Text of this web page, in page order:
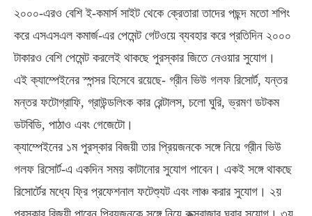
২০০০-এরও বেশি ই-কমার্স সাইট থেকে ক্রেতারা তাদের পছন্দ মতো শপিং
করে এসএসএল কমার্জ-এর পেমেন্ট গেটওয়ে ব্যবহার করে প্রতিদিন ২০০০
টাকারও বেশি পেমেন্ট করলেই থাকছে পুরস্কার জিতে নেওয়ার সুযোগ।
এই ক্যাম্পেইনের স্পন্সর হিসেবে রয়েছে- গ্রীন ভিউ গলফ রিসোর্ট, যন্তর
মন্তর ফটোগ্রাফি, গ্রাউন্ডলিংক কার রেন্টালস, চলো ঘুরি, ভ্রমণ ডটকম
ডটবিডি, পাঠাও এবং গেজেটো।
ক্যাম্পেইনের ১ম পুরস্কার বিজয়ী তার প্রিয়জনকে সঙ্গে নিয়ে গ্রীন ভিউ
গলফ রিসোর্ট-এ একদিন সময় কাটানোর সুযোগ পাবেন। একই সঙ্গে থাকছে
রিসোর্টের মধ্যে ফ্রি প্রফেশনাল ফটেশ্যুট এবং লাঞ্চ করার সুযোগ। ২য়